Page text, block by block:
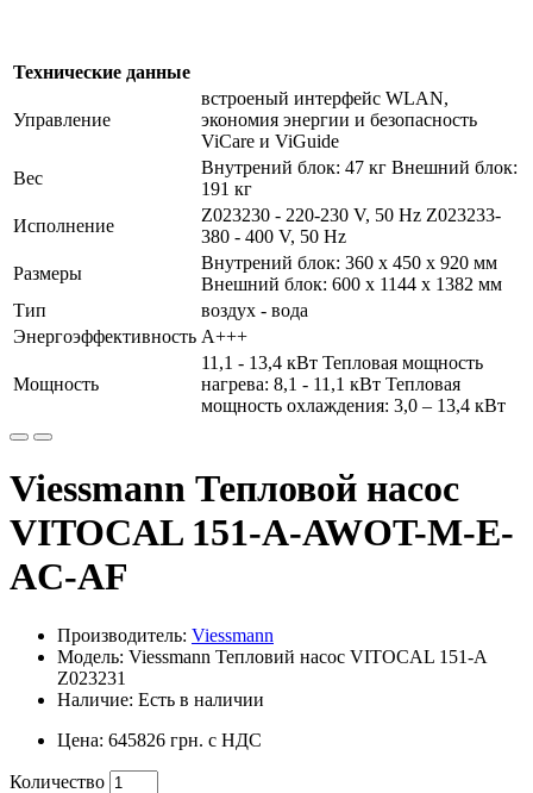
Технические данные
Управление
встроеный интерфейс WLAN,
экономия энергии и безопасность
ViCare и ViGuide
Вес
Внутрений блок: 47 кг Внешний блок:
191 кг
Исполнение
Z023230 - 220-230 V, 50 Hz Z023233-
380 - 400 V, 50 Hz
Размеры
Внутрений блок: 360 x 450 x 920 мм
Внешний блок: 600 x 1144 x 1382 мм
Тип
воздух - вода
Энергоэффективность А+++
Мощность
11,1 - 13,4 кВт Тепловая мощность
нагрева: 8,1 - 11,1 кВт Тепловая
мощность охлаждения: 3,0 – 13,4 кВт
Viessmann Тепловой насос
VITOCAL 151-A-AWOT-M-E-
AC-AF
Производитель: Viessmann
Модель: Viessmann Тепловий насос VITOCAL 151-A
Z023231
Наличие: Есть в наличии
Цена: 645826 грн. с НДС
Количество